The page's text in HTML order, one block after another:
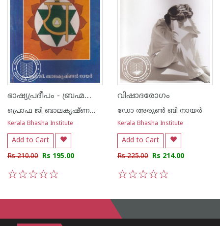
ഭാഷ്യപ്രദീപം - ബ്രഹ്മസൂത്രഭാഷ്യാനുവാദം -Old Edition-
പ്രൊഫ ജി ബാലകൃഷ്ണന്‍ നായര്‍
Kerala Bhasha Institute
Add to Cart
Rs 210.00 Rs 195.00
വിഷാദരോഗം
ഡോ അരുണ്‍ ബി നായര്‍
Kerala Bhasha Institute
Add to Cart
Rs 225.00 Rs 214.00